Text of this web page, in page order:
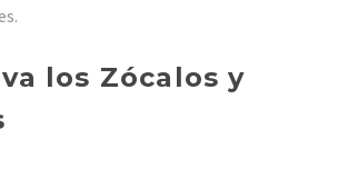
los Zócalos y